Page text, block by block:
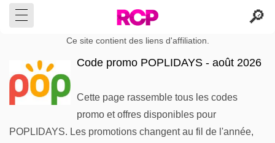
Ce site contient des liens d'affiliation.
Code promo POPLIDAYS - août 2026
Cette page rassemble tous les codes
promo et offres disponibles pour
POPLIDAYS. Les promotions changent au fil de l'année,